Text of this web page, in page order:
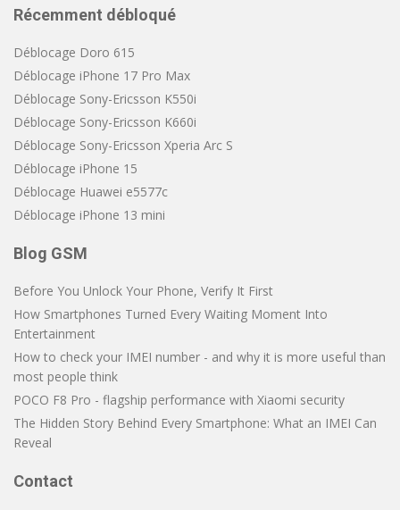
Récemment débloqué
Déblocage Doro 615
Déblocage iPhone 17 Pro Max
Déblocage Sony-Ericsson K550i
Déblocage Sony-Ericsson K660i
Déblocage Sony-Ericsson Xperia Arc S
Déblocage iPhone 15
Déblocage Huawei e5577c
Déblocage iPhone 13 mini
Blog GSM
Before You Unlock Your Phone, Verify It First
How Smartphones Turned Every Waiting Moment Into
Entertainment
How to check your IMEI number - and why it is more useful than
most people think
POCO F8 Pro - flagship performance with Xiaomi security
The Hidden Story Behind Every Smartphone: What an IMEI Can
Reveal
Contact